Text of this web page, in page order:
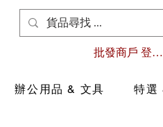
批發商戶
辦公用品 & 文具 特選